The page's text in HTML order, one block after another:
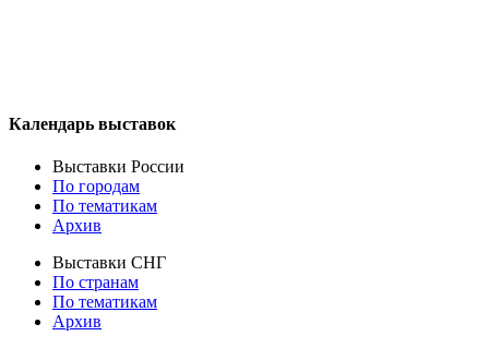
Календарь выставок
Выставки России
По городам
По тематикам
Архив
Выставки СНГ
По странам
По тематикам
Архив